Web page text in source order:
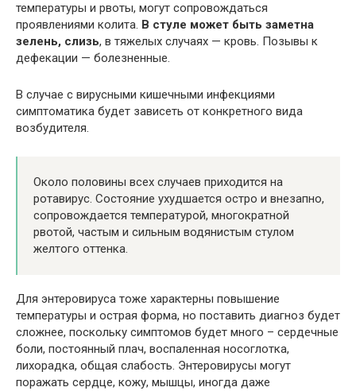
температуры и рвоты, могут сопровождаться
проявлениями колита. В стуле может быть заметна
зелень, слизь, в тяжелых случаях — кровь. Позывы к
дефекации — болезненные.
В случае с вирусными кишечными инфекциями
симптоматика будет зависеть от конкретного вида
возбудителя.
Около половины всех случаев приходится на
ротавирус. Состояние ухудшается остро и внезапно,
сопровождается температурой, многократной
рвотой, частым и сильным водянистым стулом
желтого оттенка.
Для энтеровируса тоже характерны повышение
температуры и острая форма, но поставить диагноз будет
сложнее, поскольку симптомов будет много – сердечные
боли, постоянный плач, воспаленная носоглотка,
лихорадка, общая слабость. Энтеровирусы могут
поражать сердце, кожу, мышцы, иногда даже